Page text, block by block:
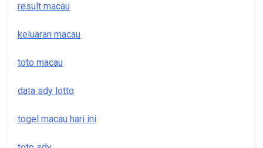
result macau
keluaran macau
toto macau
data sdy lotto
togel macau hari ini